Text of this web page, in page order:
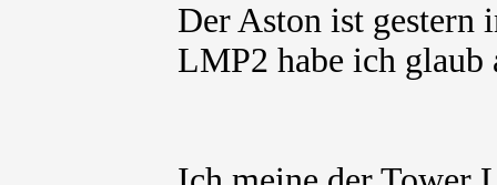
Der Aston ist gestern
LMP2 habe ich glaub